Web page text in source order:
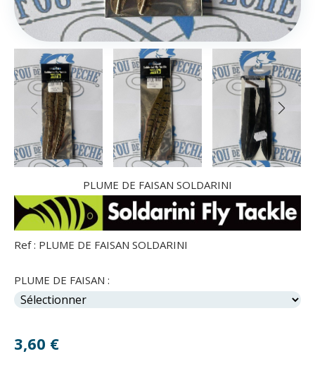
PLUME DE FAISAN SOLDARINI
Ref : PLUME DE FAISAN SOLDARINI
PLUME DE FAISAN :
3,60 €